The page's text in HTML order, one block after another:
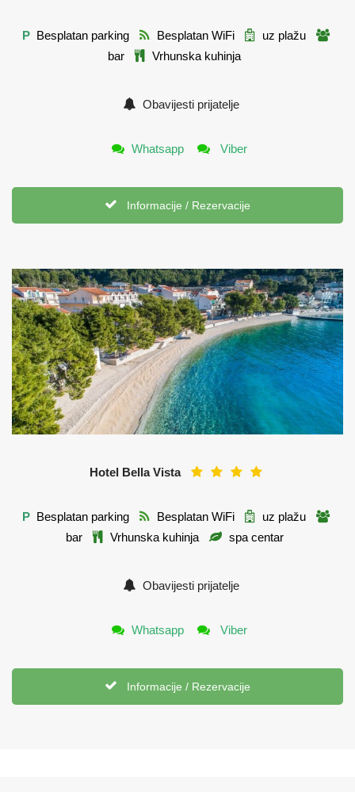
P Besplatan parking Besplatan WiFi
uz plažu
bar
Vrhunska kuhinja
Obavijesti prijatelje
Whatsapp Viber
Informacije / Rezervacije
Hotel Bella Vista
P Besplatan parking Besplatan WiFi
uz plažu
bar
Vrhunska kuhinja spa centar
Obavijesti prijatelje
Whatsapp Viber
Informacije / Rezervacije